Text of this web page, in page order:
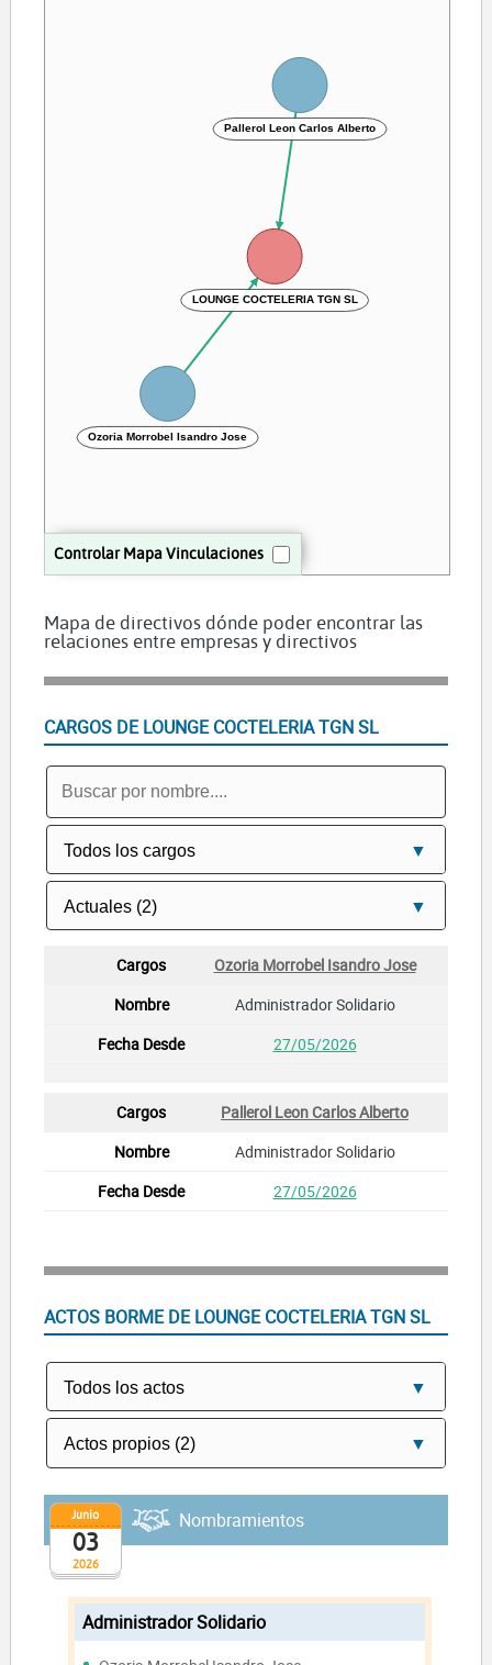
Controlar Mapa Vinculaciones
LOUNGE COCTELERIA TGN SL
Ozoria Morrobel Isandro Jose
Pallerol Leon Carlos Alberto
Mapa de directivos dónde poder encontrar las
relaciones entre empresas y directivos
CARGOS DE LOUNGE COCTELERIA TGN SL
Ozoria Morrobel Isandro Jose
Administrador Solidario
27/05/2026
Pallerol Leon Carlos Alberto
Administrador Solidario
27/05/2026
ACTOS BORME DE LOUNGE COCTELERIA TGN SL
2026
Junio
03
Nombramientos
Administrador Solidario